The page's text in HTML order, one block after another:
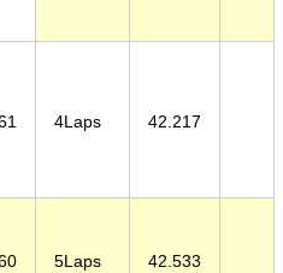
4Laps 42.217
5Laps 42.533